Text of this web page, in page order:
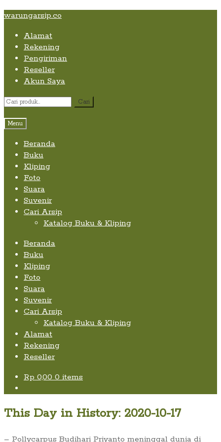
Skip
content
Skip
navigation
Skip
content
warungarsip.co
Alamat
Rekening
Pengiriman
Reseller
Akun Saya
Pencarian
Cari
Menu
Beranda
Buku
Kliping
Foto
Suara
Suvenir
Cari Arsip
Katalog Buku & Kliping
Beranda
Buku
Kliping
Foto
Suara
Suvenir
Cari Arsip
Katalog Buku & Kliping
Alamat
Rekening
Reseller
Rp 0,00 0 items
This Day in History: 2020-10-17
– Pollycarpus Budihari Priyanto meninggal dunia di